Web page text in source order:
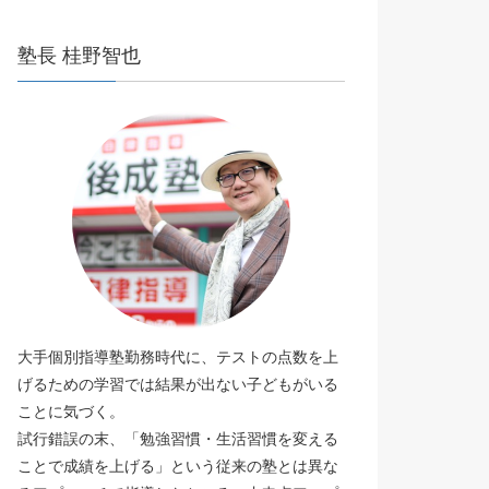
塾長 桂野智也
大手個別指導塾勤務時代に、テストの点数を上
げるための学習では結果が出ない子どもがいる
ことに気づく。
試行錯誤の末、「勉強習慣・生活習慣を変える
ことで成績を上げる」という従来の塾とは異な